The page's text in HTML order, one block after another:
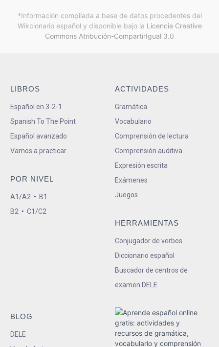
*Información compilada a base de datos procedentes del
Wikcionario español y disponible bajo la Licencia Creative
Commons Atribución-CompartirIgual 3.0
LIBROS
Español en 3-2-1
Spanish To The Point
Español avanzado
Vamos a practicar
POR NIVEL
A1/A2 • B1
B2 • C1/C2
ACTIVIDADES
Gramática
Vocabulario
Comprensión de lectura
Comprensión auditiva
Expresión escrita
Exámenes
Juegos
HERRAMIENTAS
Conjugador de verbos
Diccionario español
Buscador de centros de
examen DELE
BLOG
DELE